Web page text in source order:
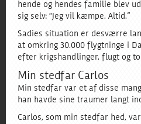
hende og hendes familie blev
sig selv: “Jeg vil kæmpe. Altid.”
Sadies situation er desværre
at omkring 30.000 flygtninge i
efter krigshandlinger, flugt og
Min stedfar Carlos
Min stedfar var et af disse
han havde sine traumer langt
Carlos, som min stedfar hed,